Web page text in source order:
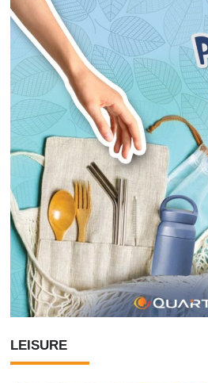
LEISURE